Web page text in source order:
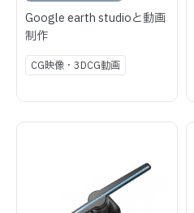
Google earth studioと動画
制作
CG映像・3DCG動画